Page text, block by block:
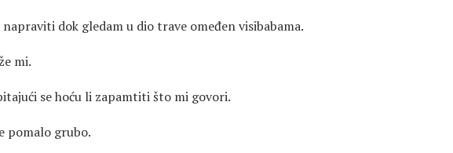
dok gledam u dio trave omeđen visibabama.
mi.
se hoću li zapamtiti što mi govori.
pomalo grubo.